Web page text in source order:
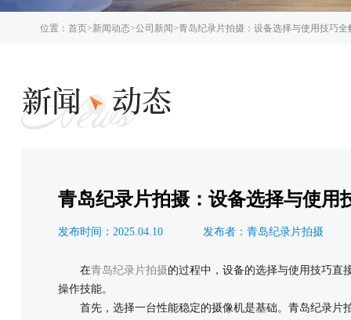
位置： 首页>新闻动态>公司新闻>青岛纪录片拍摄：设备选择与使用技巧全
青岛纪录片拍摄：设备选择与使用
发布时间：2025.04.10 发布者：青岛纪录片拍摄
在青岛纪录片拍摄的过程中，设备的选择与使用技巧直
操作技能。
首先，选择一台性能稳定的摄像机是基础。青岛纪录片